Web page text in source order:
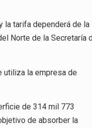
León ha alcanzado
millones de
Segunda Sala
la tarifa dependerá de la
Norte de la Secretaría
utiliza la empresa de
de 314 mil 773
de absorber la